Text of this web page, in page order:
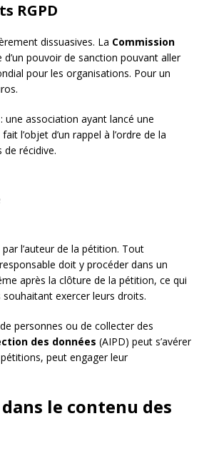
RGPD
dissuasives. La Commission
d’un pouvoir de sanction pouvant aller
pour les organisations. Pour un
une association ayant lancé une
l’objet d’un rappel à l’ordre de la
récidive.
l’auteur de la pétition. Tout
doit y procéder dans un
après la clôture de la pétition, ce qui
exercer leurs droits.
personnes ou de collecter des
des données (AIPD) peut s’avérer
peut engager leur
le contenu des